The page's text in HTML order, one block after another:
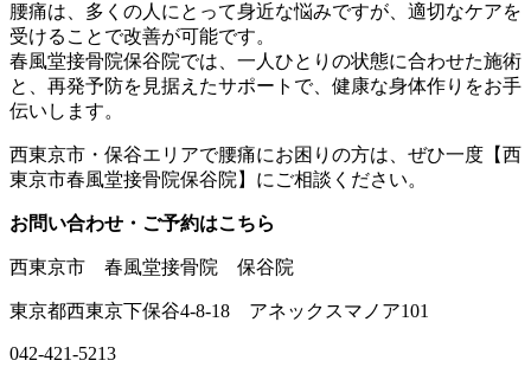
腰痛は、多くの人にとって身近な悩みですが、適切なケアを
受けることで改善が可能です。
春風堂接骨院保谷院では、一人ひとりの状態に合わせた施術
と、再発予防を見据えたサポートで、健康な身体作りをお手
伝いします。
西東京市・保谷エリアで腰痛にお困りの方は、ぜひ一度【西
東京市春風堂接骨院保谷院】にご相談ください。
お問い合わせ・ご予約はこちら
西東京市 春風堂接骨院 保谷院
東京都西東京下保谷4-8-18 アネックスマノア101
042-421-5213